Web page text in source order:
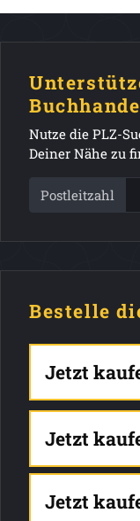
Nutze die PLZ-
Deiner Nähe zu
Postleitzahl
Bestelle
Jetzt
Jetzt
Jetzt